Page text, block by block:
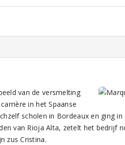
van de versmelting
in het Spaanse
scholen in Bordeaux en ging in
van Rioja Alta, zetelt het bedrijf
zus Cristina.